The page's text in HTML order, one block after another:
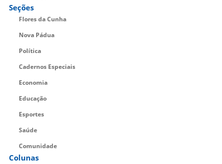
Seções
Flores da Cunha
Nova Pádua
Política
Cadernos Especiais
Economia
Educação
Esportes
Saúde
Comunidade
Colunas